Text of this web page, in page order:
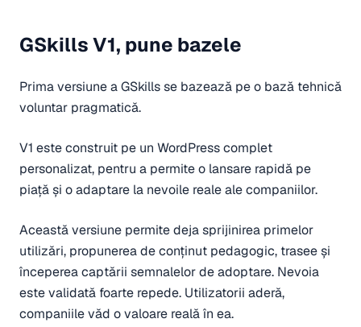
GSkills V1, pune bazele
Prima versiune a GSkills se bazează pe o bază tehnică
voluntar pragmatică.
V1 este construit pe un WordPress complet
personalizat, pentru a permite o lansare rapidă pe
piață și o adaptare la nevoile reale ale companiilor.
Această versiune permite deja sprijinirea primelor
utilizări, propunerea de conținut pedagogic, trasee și
începerea captării semnalelor de adoptare. Nevoia
este validată foarte repede. Utilizatorii aderă,
companiile văd o valoare reală în ea.